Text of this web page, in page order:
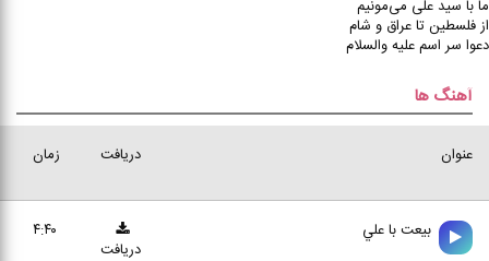
ما با سید علی می‌مونیم
از فلسطین تا عراق و شام
دعوا سر اسم علیه والسلام
آهنگ ها
عنوان زمان دریافت
بيعت با علي
۴:۴۰
دریافت